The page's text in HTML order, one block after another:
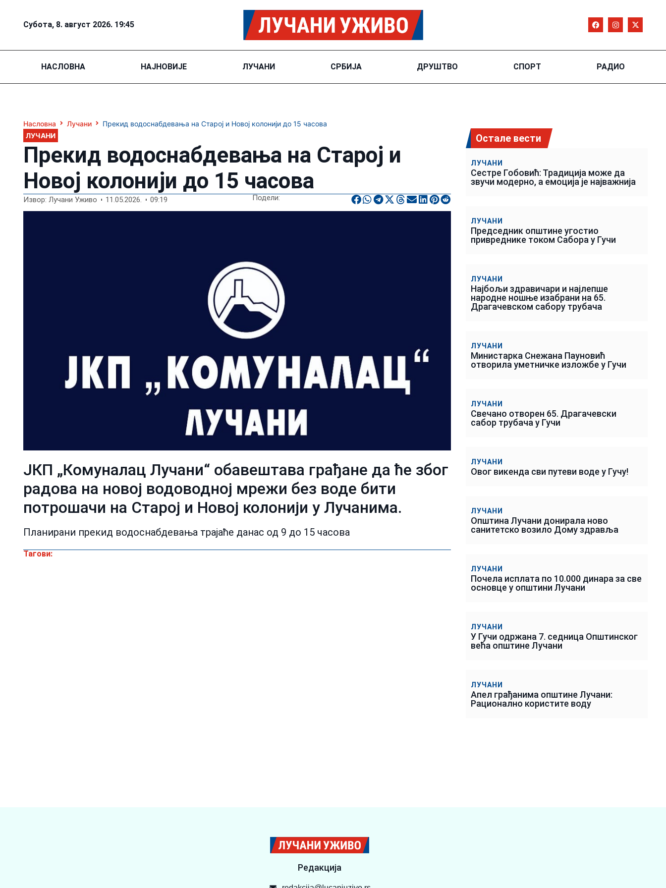
Субота, 8. август 2026. 19:45
НАСЛОВНА НАЈНОВИЈЕ ЛУЧАНИ СРБИЈА ДРУШТВО СПОРТ РАДИО
Насловна Лучани
Прекид водоснабдевања на Старој и Новој колонији до 15 часова
ЛУЧАНИ
Прекид водоснабдевања на Старој и
Новој колонији до 15 часова
Извор: Лучани Уживо 11.05.2026. 09:19 Подели:
ЈКП „Комуналац Лучани“ обавештава грађане да ће због
радова на новој водоводној мрежи без воде бити
потрошачи на Старој и Новој колонији у Лучанима.
Планирани прекид водоснабдевања трајаће данас од 9 до 15 часова
Тагови:
Остале вести
ЛУЧАНИ
Сестре Гобовић: Традиција може да
звучи модерно, а емоција је најважнија
ЛУЧАНИ
Председник општине угостио
привреднике током Сабора у Гучи
ЛУЧАНИ
Најбољи здравичари и најлепше
народне ношње изабрани на 65.
Драгачевском сабору трубача
ЛУЧАНИ
Министарка Снежана Пауновић
отворила уметничке изложбе у Гучи
ЛУЧАНИ
Свечано отворен 65. Драгачевски
сабор трубача у Гучи
ЛУЧАНИ
Овог викенда сви путеви воде у Гучу!
ЛУЧАНИ
Општина Лучани донирала ново
санитетско возило Дому здравља
ЛУЧАНИ
Почела исплата по 10.000 динара за све
основце у општини Лучани
ЛУЧАНИ
У Гучи одржана 7. седница Општинског
већа општине Лучани
ЛУЧАНИ
Апел грађанима општине Лучани:
Рационално користите воду
Редакција